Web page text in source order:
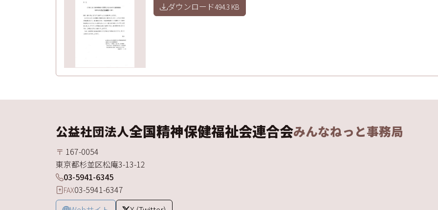
ダウンロード494.3 KB
公益社団法人全国精神保健福祉会連合会みんなねっと事務局
〒 167-0054
東京都杉並区松庵3-13-12
03-5941-6345
FAX03-5941-6347